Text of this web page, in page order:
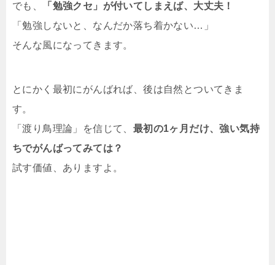
でも、
「勉強クセ」が付いてしまえば、大丈夫！
「勉強しないと、なんだか落ち着かない…」
そんな風になってきます。
とにかく最初にがんばれば、後は自然とついてきま
す。
「渡り鳥理論」を信じて、 最初の1ヶ月だけ、強い気持
ちでがんばってみては？
試す価値、ありますよ。